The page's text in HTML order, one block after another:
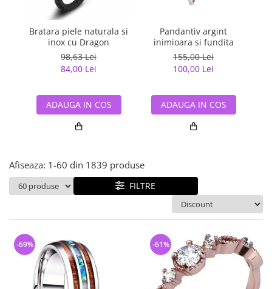
semipretioase
Bijuterii argint placat cu aur
Bijuterii argint cu diverse
Bijuterii de Lux
Bijuterii gotice si rock
Bijuterii Handmade
Bijuterii fantezie
Bijuterii tungsten
Solutii si lavete de curatare
bijuterii argint
Bratara piele naturala si
inox cu Dragon
98,63 Lei
84,00 Lei
ADAUGA IN COS
Pandantiv argint
inimioara si fundita
155,00 Lei
100,00 Lei
ADAUGA IN COS
Afiseaza: 1-60 din 1839 produse
FILTRE
-69% -61%